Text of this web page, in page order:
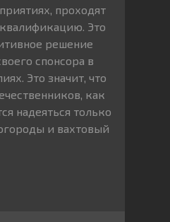
проходят
Это
решение
спонсора в
Это значит, что
как
надеяться только
и вахтовый